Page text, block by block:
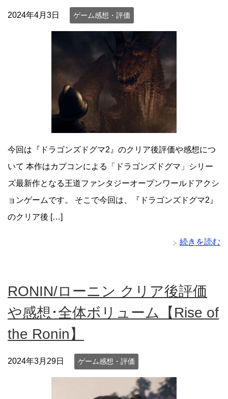
2024年4月3日 ゲーム感想・評価
今回は『ドラゴンズドグマ2』のクリア後評価や感想につ
いて 本作はカプコンによる「ドラゴンズドグマ」シリー
ズ最新作となる王道ファンタジーオープンワールドアクシ
ョンゲームです。 そこで今回は、『ドラゴンズドグマ2』
のクリア後 […]
続きを読む
RONIN/ローニン クリア後評価
や感想･全体ボリューム【Rise of
the Ronin】
2024年3月29日 ゲーム感想・評価